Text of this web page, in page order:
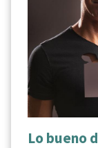
Lo bueno